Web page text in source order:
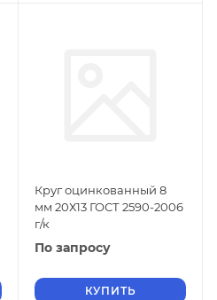
Круг оцинкованный 8
мм 20Х13 ГОСТ 2590-2006
г/к
По запросу
КУПИТЬ